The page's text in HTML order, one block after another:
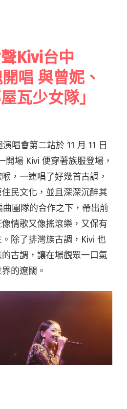
Kivi台中
唱 與曾妮、
瓦少女隊」
唱會第二站於 11 月 11 日
開場 Kivi 便穿著族服登場，
，一連唱了好幾首古調，
民文化，並且深深沉醉其
團隊的合作之下，帶出前
情歌又像搖滾樂，又保有
除了排灣族古調，Kivi 也
古調，讓在場觀眾一口氣
的遼闊。